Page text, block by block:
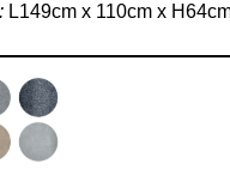
L149cm x 110cm x